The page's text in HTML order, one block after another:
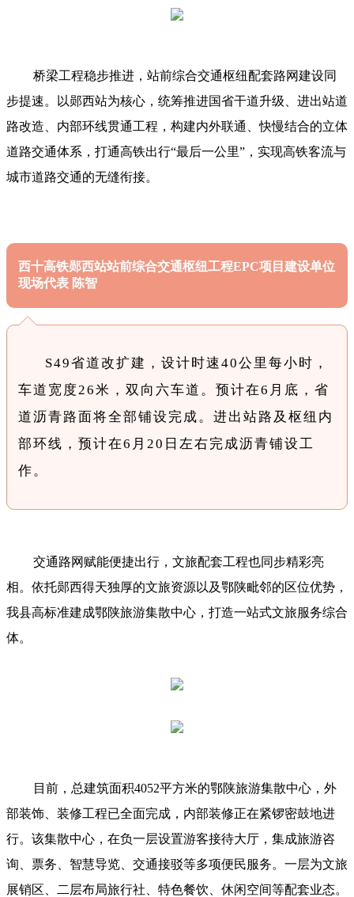
桥梁工程稳步推进，站前综合交通枢纽配套路网建设同
步提速。以郧西站为核心，统筹推进国省干道升级、进出站道
路改造、内部环线贯通工程，构建内外联通、快慢结合的立体
道路交通体系，打通高铁出行“最后一公里”，实现高铁客流与
城市道路交通的无缝衔接。
西十高铁郧西站站前综合交通枢纽工程EPC项目建设单位
现场代表 陈智
S49省道改扩建，设计时速40公里每小时，
车道宽度26米，双向六车道。预计在6月底，省
道沥青路面将全部铺设完成。进出站路及枢纽内
部环线，预计在6月20日左右完成沥青铺设工
作。
交通路网赋能便捷出行，文旅配套工程也同步精彩亮
相。依托郧西得天独厚的文旅资源以及鄂陕毗邻的区位优势，
我县高标准建成鄂陕旅游集散中心，打造一站式文旅服务综合
体。
目前，总建筑面积4052平方米的鄂陕旅游集散中心，外
部装饰、装修工程已全面完成，内部装修正在紧锣密鼓地进
行。该集散中心，在负一层设置游客接待大厅，集成旅游咨
询、票务、智慧导览、交通接驳等多项便民服务。一层为文旅
展销区、二层布局旅行社、特色餐饮、休闲空间等配套业态。